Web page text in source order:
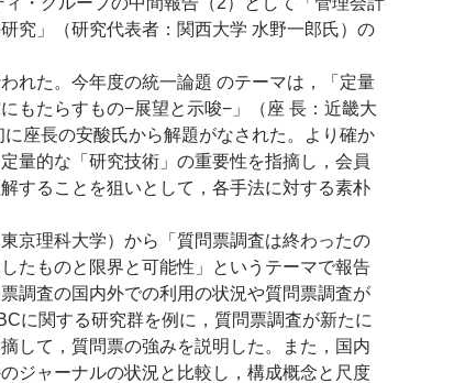
究」（研究代表者：関西大学 水野一郎氏）の
れた。今年度の統一論題 のテーマは，「定量
もたらすもの−展望と示唆−」（座 長：近畿大
座長の安酸氏から解題がなされた。より確か
量的な「研究技術」の重要性を指摘し，会員
することを狙いとして，各手法に対する素朴
京理科大学）から「質問票調査は終わったの
たものと限界と可能性」というテーマで報告
調査の国内外での利用の状況や質問票調査が
に関する研究群を例に，質問票調査が新たに
して，質問票の強みを説明した。また，国内
ジャーナルの状況と比較し，構成概念と尺度